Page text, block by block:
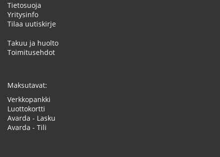
Tietosuoja
Yritysinfo
Tilaa uutiskirje
Takuu ja huolto
Toimitusehdot
Maksutavat:
Verkkopankki
Luottokortti
Avarda - Lasku
Avarda - Tili